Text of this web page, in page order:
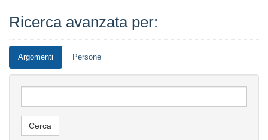
Ricerca avanzata per:
Argomenti Persone